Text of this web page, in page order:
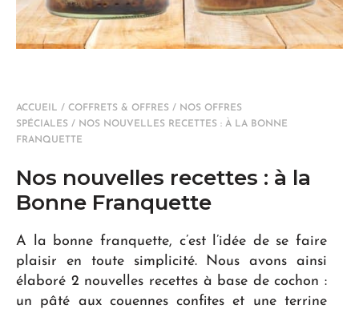
ACCUEIL / COFFRETS & OFFRES / NOS OFFRES
SPÉCIALES / NOS NOUVELLES RECETTES : À LA BONNE
FRANQUETTE
Nos nouvelles recettes : à la
Bonne Franquette
A la bonne franquette, c’est l’idée de se faire
plaisir en toute simplicité. Nous avons ainsi
élaboré 2 nouvelles recettes à base de cochon :
un pâté aux couennes confites et une terrine